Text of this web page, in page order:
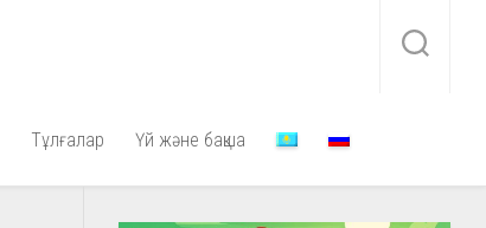
Тұлғалар Үй және бақша